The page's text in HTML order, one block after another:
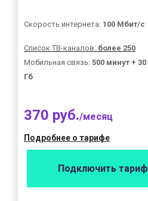
Скорость интернета: 100 Мбит/с
Список ТВ-каналов: более 250
Мобильная связь: 500 минут +
Гб
370 руб./месяц
Подробнее о тарифе
Подключить тариф